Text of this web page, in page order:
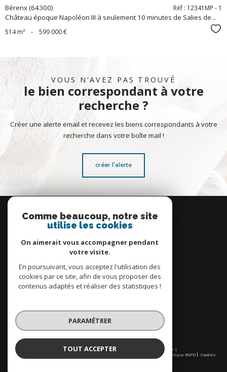
Bérenx (64300)
Château époque Napoléon III à seulement 10 minutes de Salies de...
Réf : 12341MP - 1
514 m² - 599 000 €
VOUS N'AVEZ PAS TROUVÉ
le bien correspondant à votre
recherche ?
Créer une alerte email et recevez les biens correspondants à votre
recherche dans votre boîte mail !
créer l'alerte
connecter
espace propriétaire
© 2026 | Tous droits réservés | Traduction powered by Google |
Nos honoraires
Politique RGPD Cookies
Comme beaucoup, notre site
utilise les cookies
On aimerait vous accompagner pendant
votre visite.
En poursuivant, vous acceptez l'utilisation des
cookies par ce site, afin de vous proposer des
contenus adaptés et réaliser des statistiques !
PARAMÉTRER
TOUT ACCEPTER